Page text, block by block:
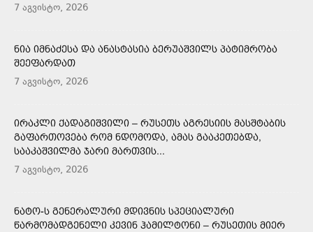
7 აგვისტო, 2026
ᲜᲘᲐ ᲘᲛᲜᲐᲫᲔᲡᲐ ᲓᲐ ᲐᲜᲐᲡᲢᲐᲡᲘᲐ ᲑᲔᲠᲣᲐᲨᲕᲘᲚᲡ ᲞᲐᲢᲘᲛᲠᲝᲑᲐ
ᲨᲔᲔᲤᲐᲠᲓᲐᲗ
7 აგვისტო, 2026
ᲘᲠᲐᲙᲚᲘ ᲥᲐᲓᲐᲒᲘᲨᲕᲘᲚᲘ – ᲠᲣᲡᲔᲗᲡ ᲐᲒᲠᲔᲡᲘᲘᲡ ᲛᲐᲡᲨᲢᲐᲑᲘᲡ
ᲒᲐᲤᲐᲠᲗᲝᲕᲔᲑᲐ ᲠᲝᲛ ᲜᲓᲝᲛᲝᲓᲐ, ᲐᲛᲐᲡ ᲒᲐᲐᲙᲔᲗᲔᲑᲓᲐ,
ᲡᲐᲐᲙᲐᲨᲕᲘᲚᲛᲐ ᲯᲐᲠᲘ ᲛᲐᲠᲗᲕᲘᲡ...
7 აგვისტო, 2026
ᲜᲐᲢᲝ-Ს ᲒᲔᲜᲔᲠᲐᲚᲣᲠᲘ ᲛᲓᲘᲕᲜᲘᲡ ᲡᲞᲔᲪᲘᲐᲚᲣᲠᲘ
ᲬᲐᲠᲛᲝᲛᲐᲓᲒᲔᲜᲔᲚᲘ ᲙᲔᲕᲘᲜ ᲰᲐᲛᲘᲚᲢᲝᲜᲘ – ᲠᲣᲡᲔᲗᲘᲡ ᲛᲘᲔᲠ